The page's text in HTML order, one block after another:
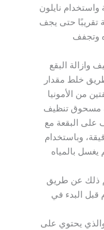
نايلون
تقريبًا حتى يجف
وازالة البقع
خلط مقدار
مسحوق تنظيف
على البقعة مع
بورق النايلون، ويترك لمدة 30 دقيقة، وباستخدام
ذلك عن طريق
البدء في
يحتوي على